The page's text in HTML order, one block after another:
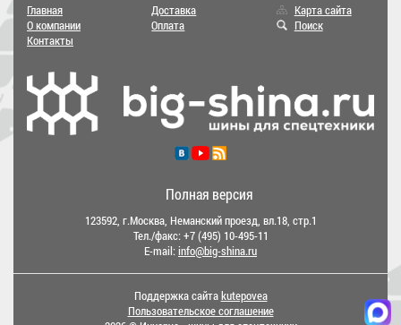
Главная
О компании
Контакты
Доставка
Оплата
Карта сайта
Поиск
Полная версия
123592, г.Москва, Неманский проезд, вл.18, стр.1
Тел./факс:+7 (495) 10-495-11
E-mail:info@big-shina.ru
Поддержка сайтаkutepovea
Пользовательское соглашение